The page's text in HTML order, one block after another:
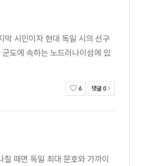
화와 전설, 고전, 학술서와 문학 작품
소재와 상호 연상을 통한 내용 확장은
통해 현재화되고, 현재에 대한 성찰은
막 시인이자 현대 독일 시의 선구
도에 속하는 노드러나이섬에 있
6 댓글 0
때면 독일 최대 문호와 가까이